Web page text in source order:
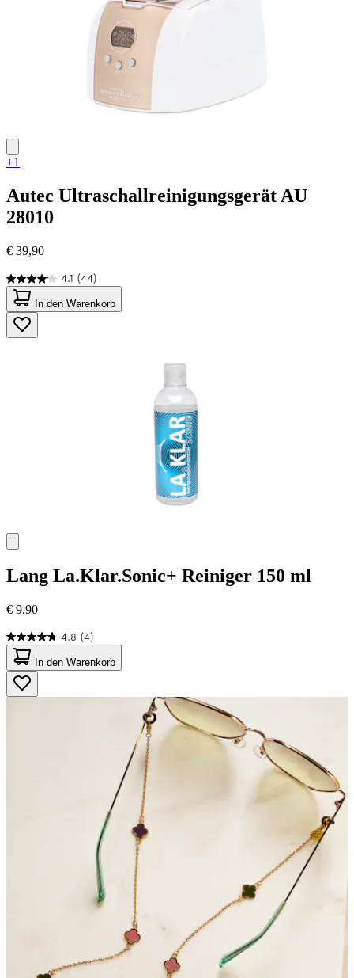
+1
Autec Ultraschallreinigungsgerät AU
28010
€ 39,90
4.1 (44)
4.1
von
5
Sternen.
44
In den Warenkorb
Lang La.Klar.Sonic+ Reiniger 150 ml
€ 9,90
4.8 (4)
4.8
von
5
Sternen.
4
In den Warenkorb